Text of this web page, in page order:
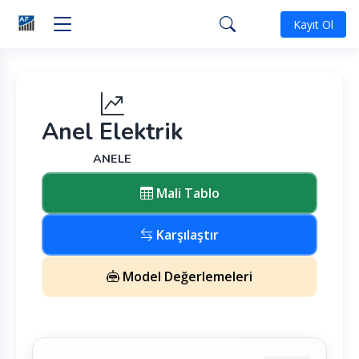
Kayıt Ol
Anel Elektrik
ANELE
Mali Tablo
Karşılaştır
Model Değerlemeleri